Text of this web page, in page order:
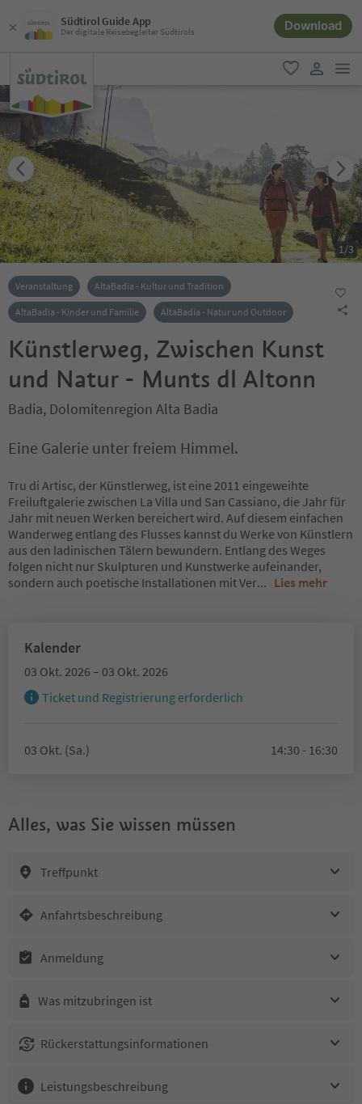
Südtirol Guide App
Der digitale Reisebegleiter Südtirols Download
favorit
1/3
Veranstaltung AltaBadia - Kultur und Tradition
AltaBadia - Kinder und Familie AltaBadia - Natur und Outdoor
Künstlerweg, Zwischen Kunst
und Natur - Munts dl Altonn
Badia, Dolomitenregion Alta Badia
Eine Galerie unter freiem Himmel.
Tru di Artisc, der Künstlerweg, ist eine 2011 eingeweihte
Freiluftgalerie zwischen La Villa und San Cassiano, die Jahr für
Jahr mit neuen Werken bereichert wird. Auf diesem einfachen
Wanderweg entlang des Flusses kannst du Werke von Künstlern
aus den ladinischen Tälern bewundern. Entlang des Weges
folgen nicht nur Skulpturen und Kunstwerke aufeinander,
sondern auch poetische Installationen mit Ver... Lies mehr
Kalender
03 Okt. 2026 – 03 Okt. 2026
Ticket und Registrierung erforderlich
03 Okt. (Sa.) 14:30 - 16:30
Alles, was Sie wissen müssen
Treffpunkt
Anfahrtsbeschreibung
Anmeldung
Was mitzubringen ist
Rückerstattungsinformationen
Leistungsbeschreibung